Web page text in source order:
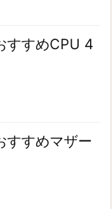
すすめCPU 4
すすめマザー